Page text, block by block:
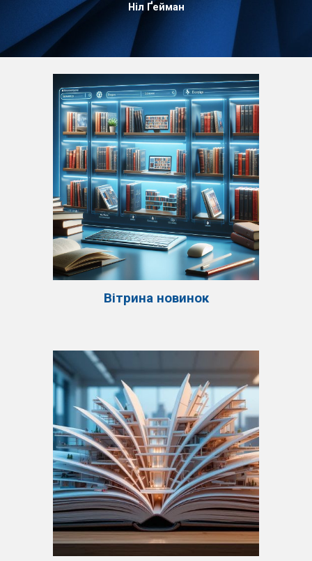
Ніл Ґейман
Вітрина новинок